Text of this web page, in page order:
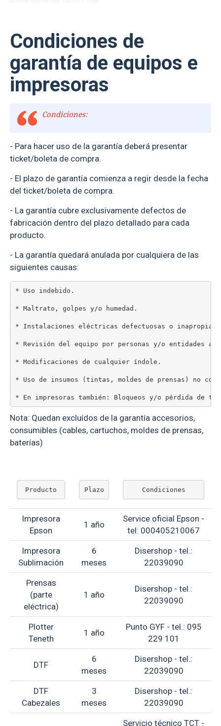
Condiciones de
garantía de equipos e
impresoras
Condiciones:
- Para hacer uso de la garantía deberá presentar
ticket/boleta de compra.
- El plazo de garantía comienza a regir desde la fecha
del ticket/boleta de compra.
- La garantía cubre exclusivamente defectos de
fabricación dentro del plazo detallado para cada
producto.
- La garantía quedará anulada por cualquiera de las
siguientes causas:
* En impresoras también: Bloqueos y/o pérdida de
Nota: Quedan excluídos de la garantía accesorios,
consumibles (cables, cartuchos, moldes de prensas,
baterías)
Producto Plazo Condiciones
Impresora
Epson
1 año
Service oficial Epson -
tel: 000405210067
Impresora
Sublimación
6
meses
Disershop - tel.:
22039090
Prensas
(parte
eléctrica)
1 año
Disershop - tel.:
22039090
Plotter
Teneth
1 año
Punto GYF - tel.: 095
229 101
DTF
6
meses
Disershop - tel.:
22039090
DTF
Cabezales
3
meses
Disershop - tel.:
22039090
Servicio técnico TCT -